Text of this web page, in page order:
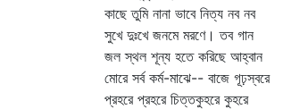
কাছে তুমি নানা ভাবে নিত্য নব নব
সুখে দুঃখে জনমে মরণে। তব গান
জল স্থল শূন্য হতে করিছে আহ্বান
মোরে সর্ব কর্ম-মাঝে-- বাজে গূঢ়স্বরে
প্রহরে প্রহরে চিত্তকুহরে কুহরে